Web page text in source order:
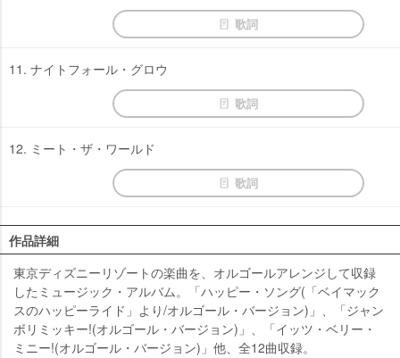
歌詞
11. ナイトフォール・グロウ
歌詞
12. ミート・ザ・ワールド
歌詞
作品詳細
東京ディズニーリゾートの楽曲を、オルゴールアレンジして収録
したミュージック・アルバム。「ハッピー・ソング(「ベイマック
スのハッピーライド」より/オルゴール・バージョン)」、「ジャン
ボリミッキー!(オルゴール・バージョン)」、「イッツ・ベリー・
ミニー!(オルゴール・バージョン)」他、全12曲収録。